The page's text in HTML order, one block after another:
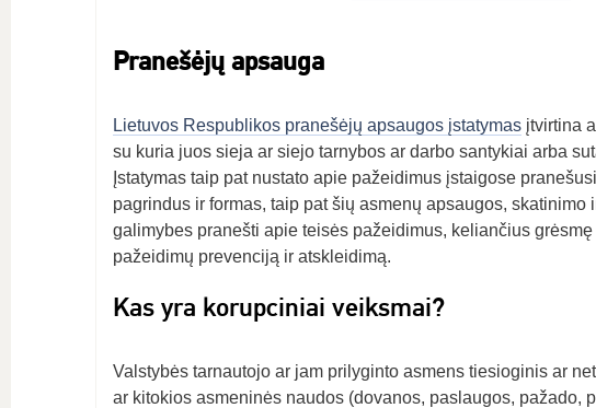
Pranešėjų apsauga
Lietuvos Respublikos pranešėjų apsaugos įstatymas įtvirtina
su kuria juos sieja ar siejo tarnybos ar darbo santykiai arba
Įstatymas taip pat nustato apie pažeidimus įstaigose
pagrindus ir formas, taip pat šių asmenų apsaugos,
galimybes pranešti apie teisės pažeidimus, keliančius
pažeidimų prevenciją ir atskleidimą.
Kas yra korupciniai veiksmai?
Valstybės tarnautojo ar jam prilyginto asmens tiesioginis ar
ar kitokios asmeninės naudos (dovanos, paslaugos, pažado,